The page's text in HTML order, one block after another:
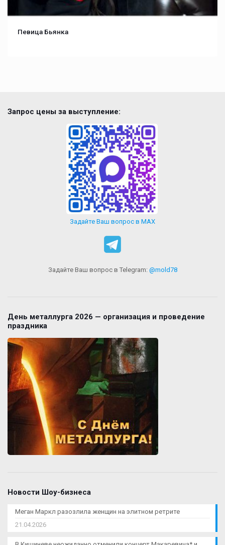
Певица Бьянка
Запрос цены за выступление:
Задайте Ваш вопрос в MAX
Задайте Ваш вопрос в Telegram: @mold78
День металлурга 2026 — организация и проведение
праздника
Новости Шоу-бизнеса
Меган Маркл разозлила женщин на элитном ретрите
21.04.2026